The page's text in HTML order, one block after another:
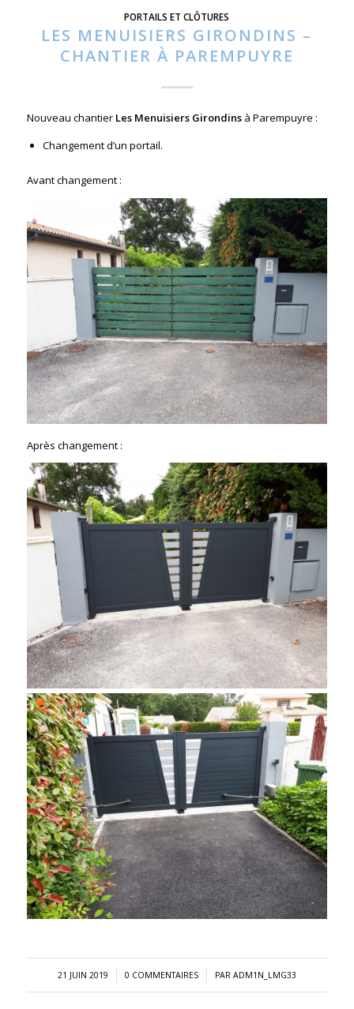
PORTAILS ET CLÔTURES
LES MENUISIERS GIRONDINS –
CHANTIER À PAREMPUYRE
Nouveau chantier Les Menuisiers Girondinsà Parempuyre :
Changement d’un portail.
Avant changement :
Après changement :
21 JUIN 2019
/ 0 COMMENTAIRES
/ PAR ADM1N_LMG33